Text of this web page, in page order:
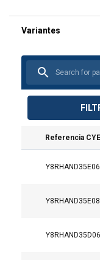
Referencia CYE
Y8RHAND35E06
Y8RHAND35E08
Y8RHAND35D06
User Manual